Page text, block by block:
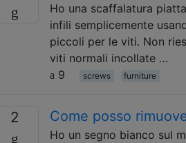
Ho una scaffalatura
infili semplicemente
piccoli per le viti. Non
viti normali incollate …
9
screws furniture
2 Come posso
Ho un segno bianco sul